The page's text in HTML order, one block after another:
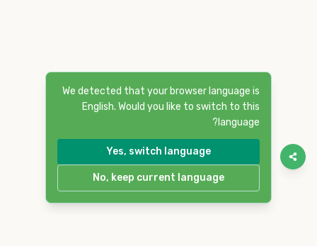
We detected that your browser language is
English. Would you like to switch to this
language?
Yes, switch language
No, keep current language